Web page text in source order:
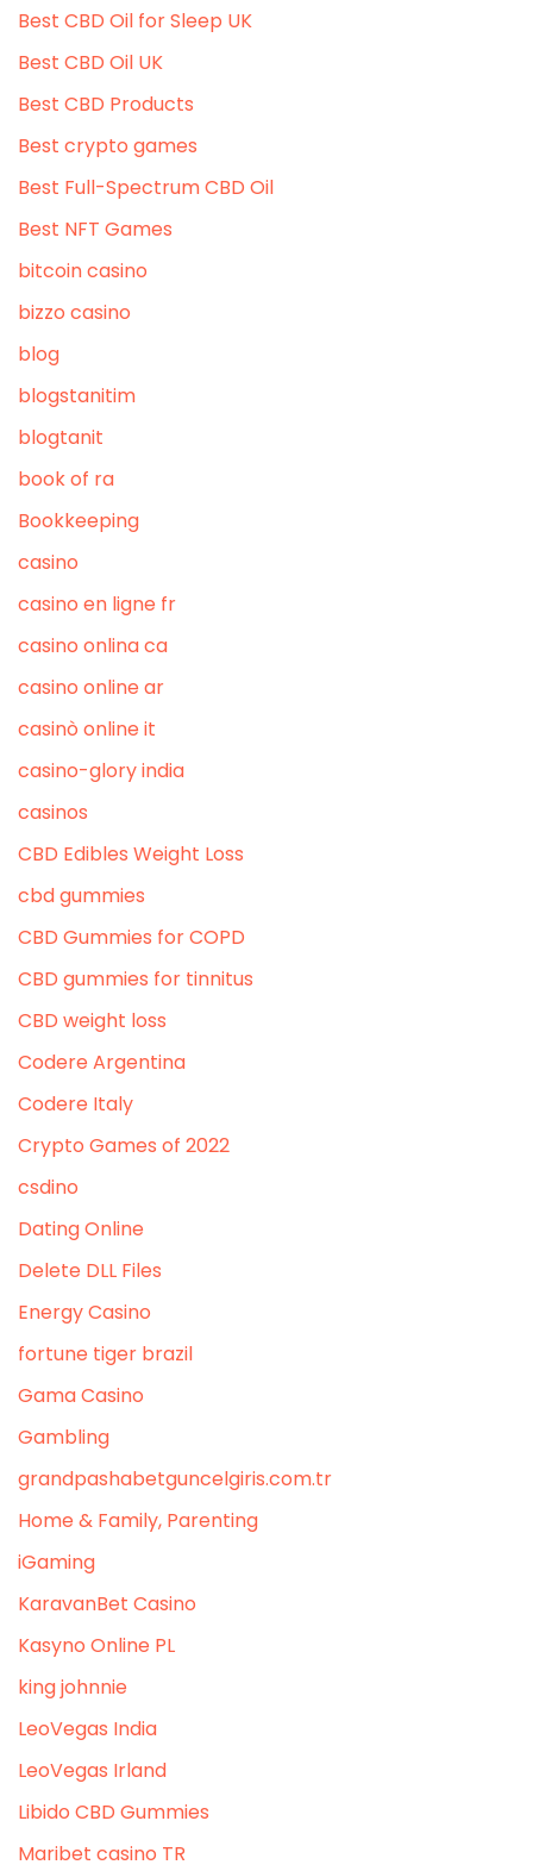
Best CBD Oil for Sleep UK
Best CBD Oil UK
Best CBD Products
Best crypto games
Best Full-Spectrum CBD Oil
Best NFT Games
bitcoin casino
bizzo casino
blog
blogstanitim
blogtanit
book of ra
Bookkeeping
casino
casino en ligne fr
casino onlina ca
casino online ar
casinò online it
casino-glory india
casinos
CBD Edibles Weight Loss
cbd gummies
CBD Gummies for COPD
CBD gummies for tinnitus
CBD weight loss
Codere Argentina
Codere Italy
Crypto Games of 2022
csdino
Dating Online
Delete DLL Files
Energy Casino
fortune tiger brazil
Gama Casino
Gambling
grandpashabetguncelgiris.com.tr
Home & Family, Parenting
iGaming
KaravanBet Casino
Kasyno Online PL
king johnnie
LeoVegas India
LeoVegas Irland
Libido CBD Gummies
Maribet casino TR